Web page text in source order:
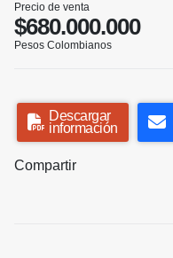
Precio de venta
$680.000.000
Pesos Colombianos
Descargar
información
Compartir